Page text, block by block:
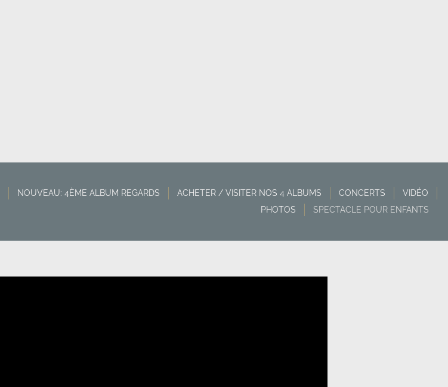
NOUVEAU: 4ÈME ALBUM REGARDS ACHETER / VISITER NOS 4 ALBUMS CONCERTS
VIDÉO
PHOTOS
SPECTACLE POUR ENFANTS